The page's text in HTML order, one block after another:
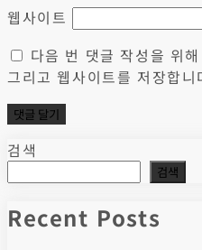
웹사이트
다음 번 댓글 작성을 위
그리고 웹사이트를 저장합니
검색
검색
Recent Posts